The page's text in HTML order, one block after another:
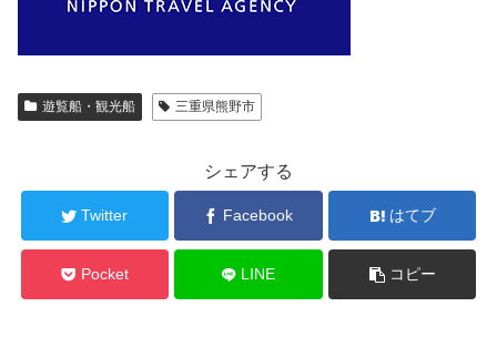
遊覧船・観光船 三重県熊野市
シェアする
Twitter Facebook はてブ
Pocket LINE コピー